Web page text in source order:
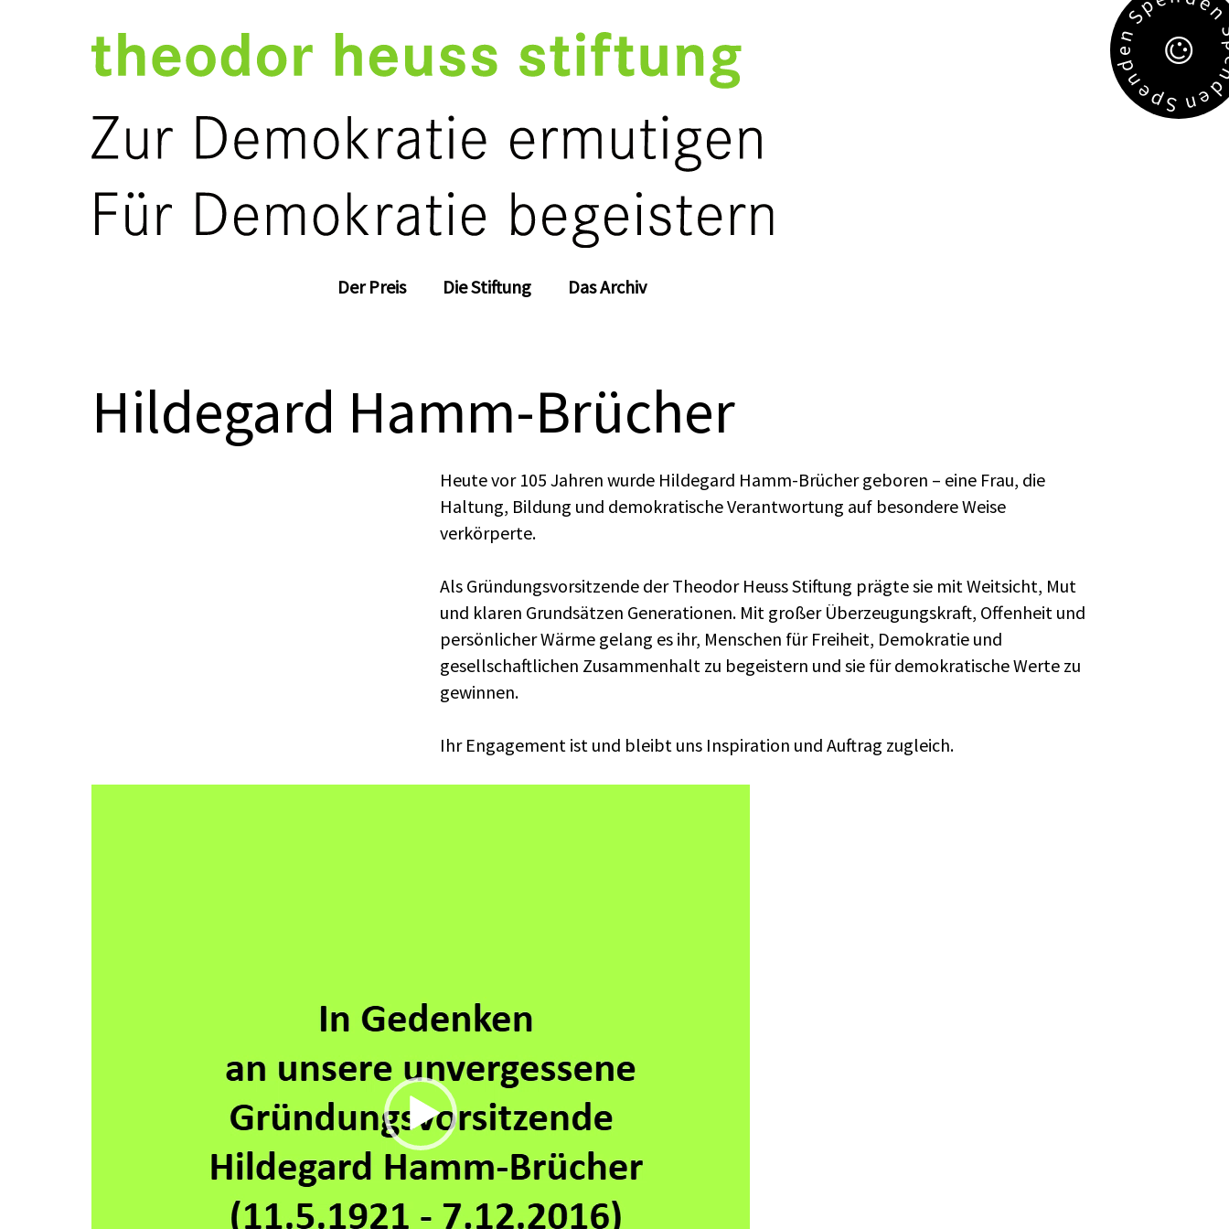
Der Preis Die Stiftung Das Archiv
S
p
e
n
d
e
n
S
p
e
n
Hildegard Hamm-Brücher
Heute vor 105 Jahren wurde Hildegard Hamm-Brücher geboren – eine Frau, die
Haltung, Bildung und demokratische Verantwortung auf besondere Weise
verkörperte.
Als Gründungsvorsitzende der Theodor Heuss Stiftung prägte sie mit Weitsicht, Mut
und klaren Grundsätzen Generationen. Mit großer Überzeugungskraft, Offenheit und
persönlicher Wärme gelang es ihr, Menschen für Freiheit, Demokratie und
gesellschaftlichen Zusammenhalt zu begeistern und sie für demokratische Werte zu
gewinnen.
Ihr Engagement ist und bleibt uns Inspiration und Auftrag zugleich.